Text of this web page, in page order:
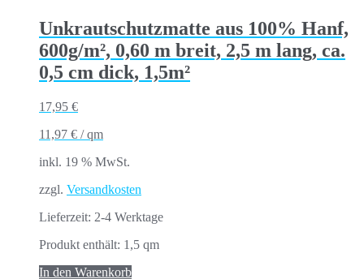
Unkrautschutzmatte aus 100% Hanf,
600g/m², 0,60 m breit, 2,5 m lang, ca.
0,5 cm dick, 1,5m²
17,95 €
11,97 € /qm
inkl. 19 % MwSt.
zzgl. Versandkosten
Lieferzeit: 2-4 Werktage
Produkt enthält: 1,5 qm
In den Warenkorb